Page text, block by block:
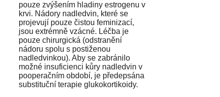
pouze zvýšením hladiny estrogenu v
krvi. Nádory nadledvin, které se
projevují pouze čistou feminizací,
jsou extrémně vzácné. Léčba je
pouze chirurgická (odstranění
nádoru spolu s postiženou
nadledvinkou). Aby se zabránilo
možné insuficienci kůry nadledvin v
pooperačním období, je předepsána
substituční terapie glukokortikoidy.